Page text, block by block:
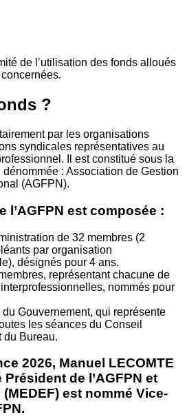
de l’utilisation des fonds alloués
?
par les organisations
syndicales représentatives au
Il est constitué sous la
dénommée : Association de Gestion
(AGFPN).
l’AGFPN est composée :
de 32 membres (2
par organisation
désignés pour 4 ans.
représentant chacune de
nommés pour
Gouvernement, qui représente
les séances du Conseil
du Bureau.
2026, Manuel LECOMTE
de l’AGFPN et
(MEDEF) est nommé Vice-